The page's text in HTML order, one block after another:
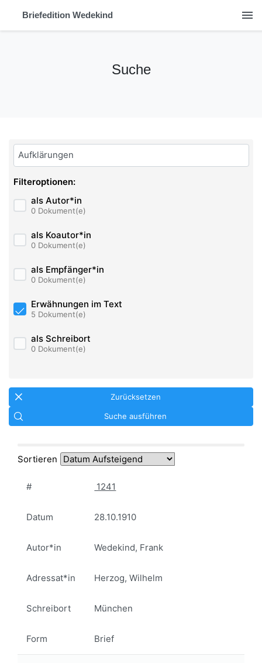
Briefedition Wedekind menu
Suche
Bitte geben Sie hier ihren Suchbegriff ein:
Filteroptionen:
als Autor*in
0 Dokument(e)
als Koautor*in
0 Dokument(e)
als Empfänger*in
0 Dokument(e)
Erwähnungen im Text
5 Dokument(e)
als Schreibort
0 Dokument(e)
Zurücksetzen
Suche ausführen
Sortieren
# 1241
Datum 28.10.1910
Autor*in Wedekind, Frank
Adressat*in Herzog, Wilhelm
Schreibort München
Form Brief